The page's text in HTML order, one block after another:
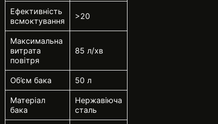
Ефективність
всмоктування
>20
Максимальна
витрата
повітря
85 л/хв
Об’єм бака 50 л
Матеріал
бака
Нержавіюча
сталь